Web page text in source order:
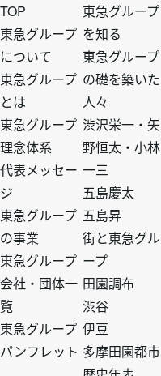
フ
ッ
タ
ー
ト
ッ
プ
1
TOP
東急グループ
について
東急グループ
とは
東急グループ
理念体系
代表メッセー
ジ
東急グループ
の事業
東急グループ
会社・団体一
覧
東急グループ
パンフレット
フ
ッ
タ
ー
ト
ッ
プ
2
東急グループ
を知る
東急グループ
の礎を築いた
人々
渋沢栄一・矢
野恒太・小林
一三
五島慶太
五島昇
街と東急グル
ープ
田園調布
渋谷
伊豆
多摩田園都市